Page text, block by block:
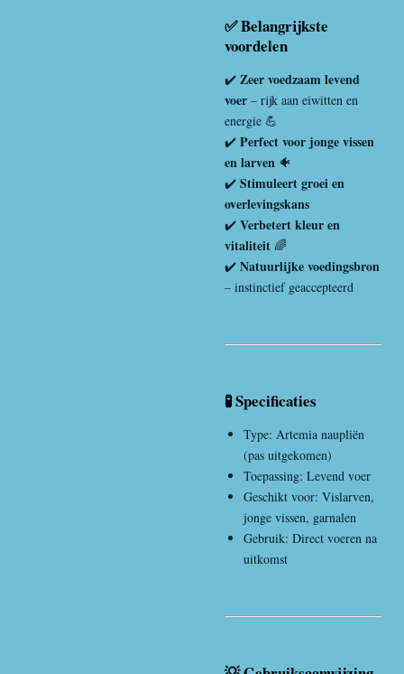
✅ Belangrijkste
voordelen
✔️ Zeer voedzaam levend
voer – rijk aan eiwitten en
energie 💪
✔️ Perfect voor jonge vissen
en larven 🐠
✔️ Stimuleert groei en
overlevingskans
✔️ Verbetert kleur en
vitaliteit 🌈
✔️ Natuurlijke voedingsbron
– instinctief geaccepteerd
🧪 Specificaties
Type: Artemia naupliën
(pas uitgekomen)
Toepassing: Levend voer
Geschikt voor: Vislarven,
jonge vissen, garnalen
Gebruik: Direct voeren na
uitkomst